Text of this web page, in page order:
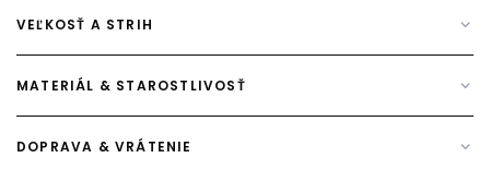
VEĽKOSŤ A STRIH
MATERIÁL & STAROSTLIVOSŤ
DOPRAVA & VRÁTENIE